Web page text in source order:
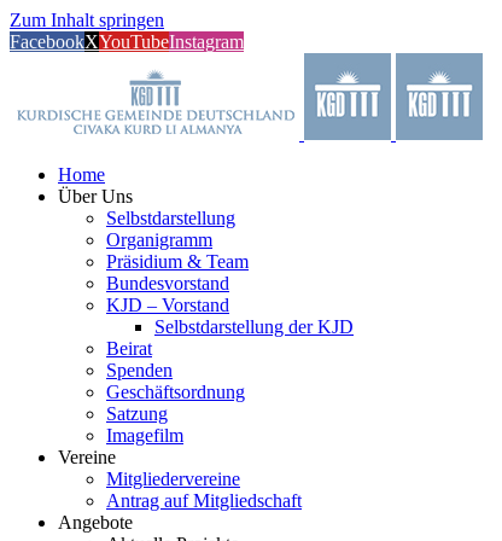
Zum Inhalt springen
FacebookXYouTubeInstagram
Home
Über Uns
Selbstdarstellung
Organigramm
Präsidium & Team
Bundesvorstand
KJD – Vorstand
Selbstdarstellung der KJD
Beirat
Spenden
Geschäftsordnung
Satzung
Imagefilm
Vereine
Mitgliedervereine
Antrag auf Mitgliedschaft
Angebote